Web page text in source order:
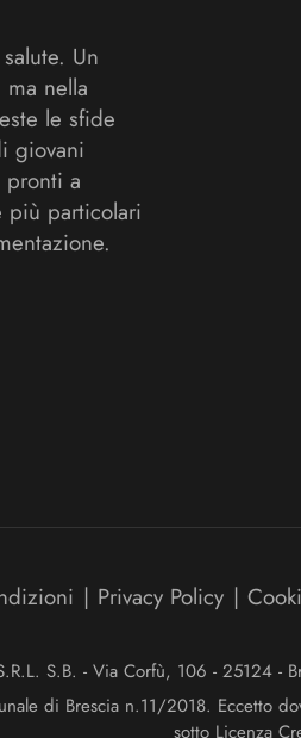
Un
nella
le sfide
giovani
a
più particolari
| Privacy Policy |
S.B. - Via Corfù, 106 - 25124 -
di Brescia n.11/2018. Eccetto
sotto Licenza